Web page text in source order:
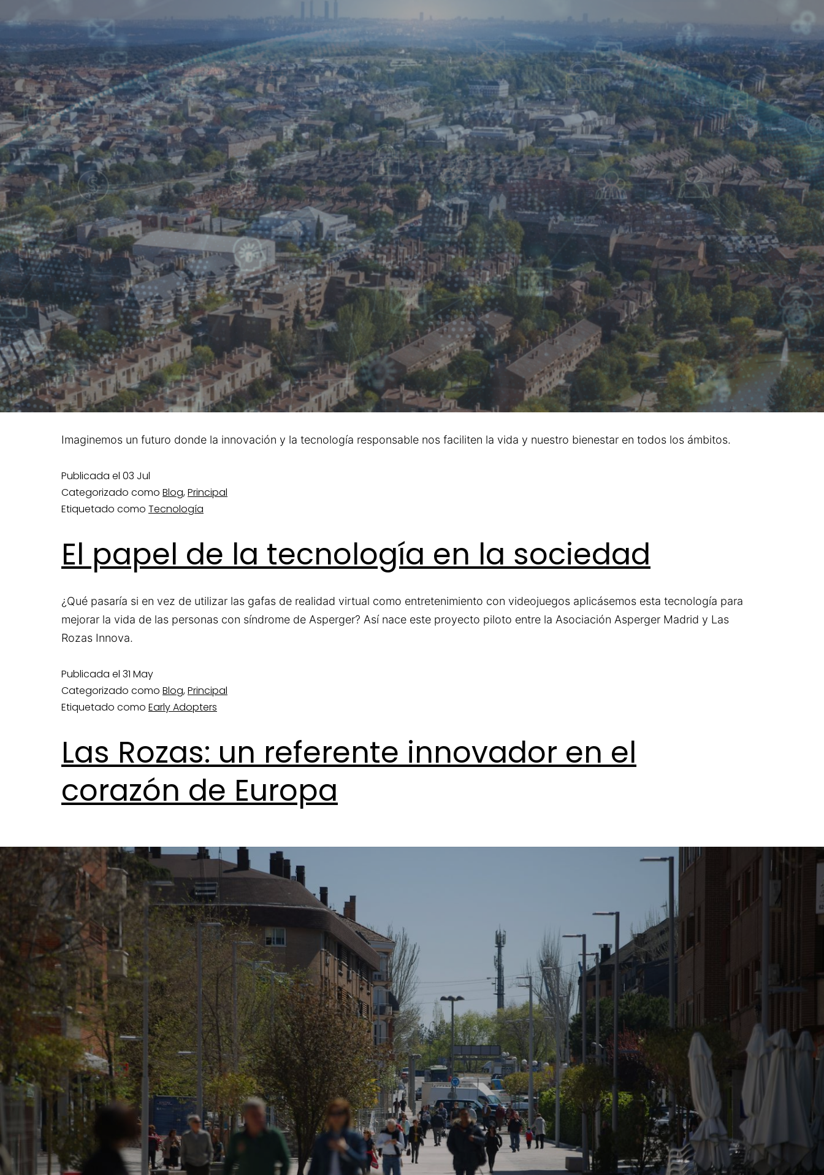
Imaginemos un futuro donde la innovación y la tecnología responsable nos faciliten la vida y nuestro bienestar en todos los ámbitos.
Publicada el 03 Jul
Categorizado como Blog,Principal
Etiquetado como Tecnología
El papel de la tecnología en la sociedad
¿Qué pasaría si en vez de utilizar las gafas de realidad virtual como entretenimiento con videojuegos aplicásemos esta tecnología para
mejorar la vida de las personas con síndrome de Asperger? Así nace este proyecto piloto entre la Asociación Asperger Madrid y Las
Rozas Innova.
Publicada el 31 May
Categorizado como Blog,Principal
Etiquetado como Early Adopters
Las Rozas: un referente innovador en el
corazón de Europa